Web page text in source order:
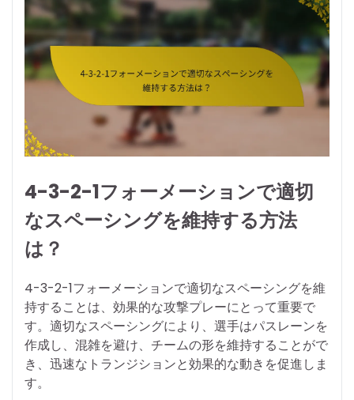
4-3-2-1フォーメーションで適切
なスペーシングを維持する方法
は？
4-3-2-1フォーメーションで適切なスペーシングを維
持することは、効果的な攻撃プレーにとって重要で
す。適切なスペーシングにより、選手はパスレーンを
作成し、混雑を避け、チームの形を維持することがで
き、迅速なトランジションと効果的な動きを促進しま
す。